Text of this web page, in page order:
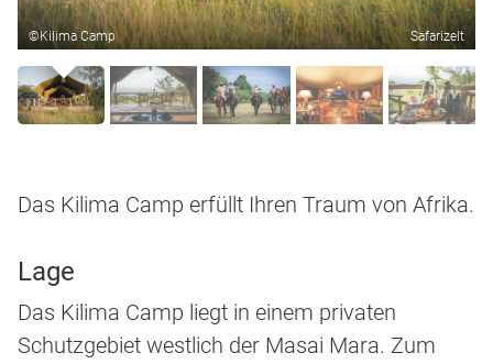
©Kilima Camp Safarizelt
Das Kilima Camp erfüllt Ihren Traum von Afrika.
Lage
Das Kilima Camp liegt in einem privaten
Schutzgebiet westlich der Masai Mara. Zum